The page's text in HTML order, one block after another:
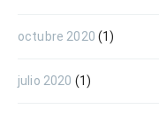
octubre 2020 (1)
julio 2020 (1)